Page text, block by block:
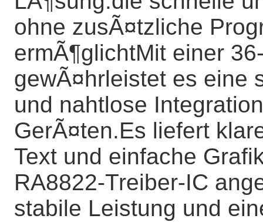
ohne zusÃ¤tzliche
ermÃ¶glichtMit einer
gewÃ¤hrleistet es eine
und nahtlose
GerÃ¤ten.Es liefert
Text und einfache
RA8822-Treiber-IC
stabile Leistung und